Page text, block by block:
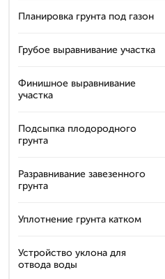
Планировка грунта под газон
Грубое выравнивание участка
Финишное выравнивание
участка
Подсыпка плодородного
грунта
Разравнивание завезенного
грунта
Уплотнение грунта катком
Устройство уклона для
отвода воды